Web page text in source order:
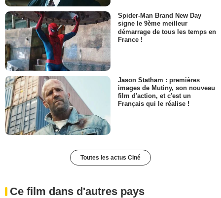
Spider-Man Brand New Day
signe le 9ème meilleur
démarrage de tous les temps en
France !
Jason Statham : premières
images de Mutiny, son nouveau
film d'action, et c'est un
Français qui le réalise !
Toutes les actus Ciné
Ce film dans d'autres pays